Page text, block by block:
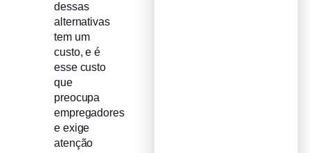
dessas
alternativas
tem um
custo, e é
esse custo
que
preocupa
empregadores
e exige
atenção